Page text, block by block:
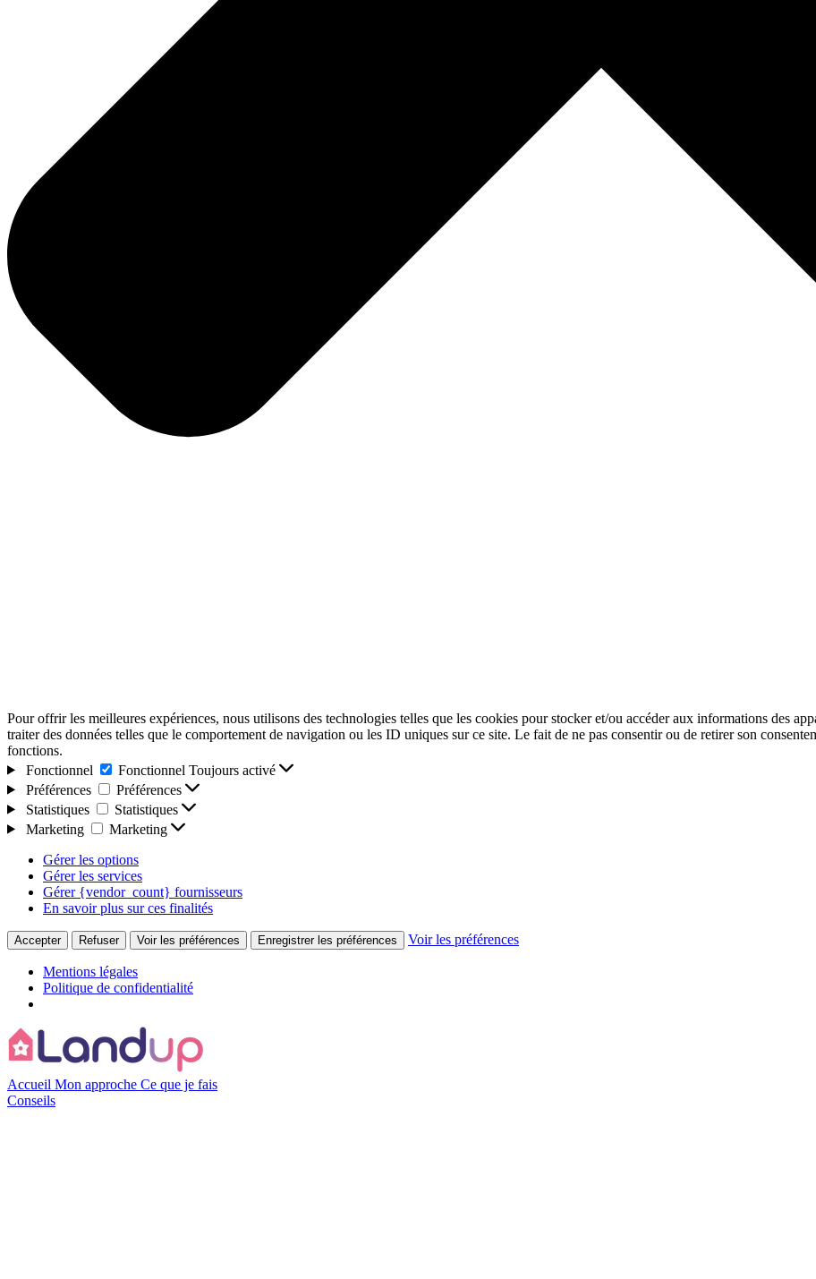
Pour offrir les meilleures expériences, nous utilisons des technologies telles que les cookies pour stocker et/ou accéder aux informations des
traiter des données telles que le comportement de navigation ou les ID uniques sur ce site. Le fait de ne pas consentir ou de retirer son
fonctions.
Fonctionnel
Fonctionnel Toujours activé
Préférences
Préférences
Statistiques
Statistiques
Marketing
Marketing
Gérer les options
Gérer les services
Gérer {vendor_count} fournisseurs
En savoir plus sur ces finalités
Accepter Refuser Voir les préférences Enregistrer les préférences Voir les préférences
Mentions légales
Politique de confidentialité
Accueil Mon approche Ce que je fais
Conseils